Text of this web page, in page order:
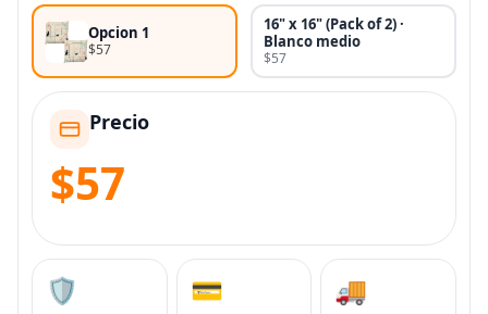
Opcion 1
$57
16" x 16" (Pack of 2) ·
Blanco medio
$57
Precio
$57
🛡️ 💳 🚚